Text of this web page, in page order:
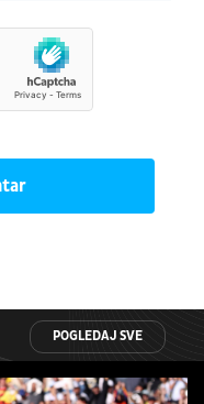
POGLEDAJ SVE